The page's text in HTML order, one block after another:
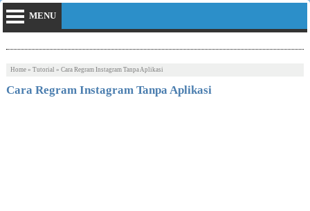
MENU
Home» Tutorial » Cara Regram Instagram Tanpa Aplikasi
Cara Regram Instagram Tanpa Aplikasi